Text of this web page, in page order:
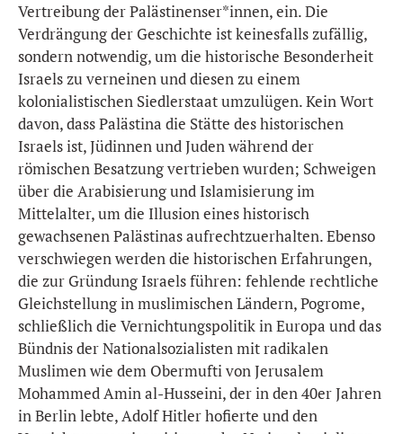
Vertreibung der Palästinenser*innen, ein. Die
Verdrängung der Geschichte ist keinesfalls zufällig,
sondern notwendig, um die historische Besonderheit
Israels zu verneinen und diesen zu einem
kolonialistischen Siedlerstaat umzulügen. Kein Wort
davon, dass Palästina die Stätte des historischen
Israels ist, Jüdinnen und Juden während der
römischen Besatzung vertrieben wurden; Schweigen
über die Arabisierung und Islamisierung im
Mittelalter, um die Illusion eines historisch
gewachsenen Palästinas aufrechtzuerhalten. Ebenso
verschwiegen werden die historischen Erfahrungen,
die zur Gründung Israels führen: fehlende rechtliche
Gleichstellung in muslimischen Ländern, Pogrome,
schließlich die Vernichtungspolitik in Europa und das
Bündnis der Nationalsozialisten mit radikalen
Muslimen wie dem Obermufti von Jerusalem
Mohammed Amin al-Husseini, der in den 40er Jahren
in Berlin lebte, Adolf Hitler hofierte und den